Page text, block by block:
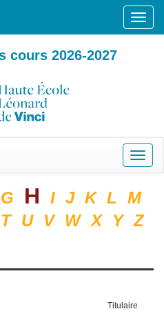
Toggle
cours 2026-2027
Toggle
G H I J K L M
T U V W X Y Z
Titulaire